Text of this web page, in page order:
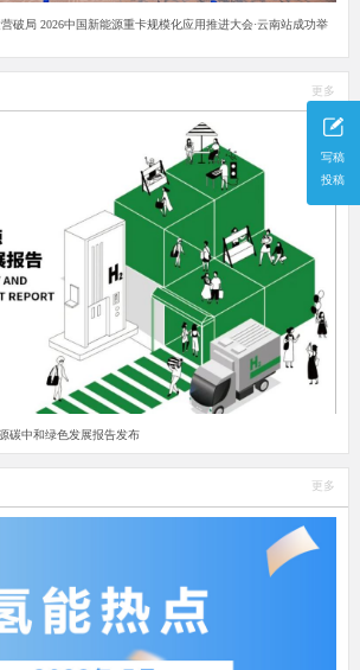
写稿
投稿
破局 2026中国新能源重卡规模化应用推进大会·云南站成功举
更多
碳中和绿色发展报告发布
更多